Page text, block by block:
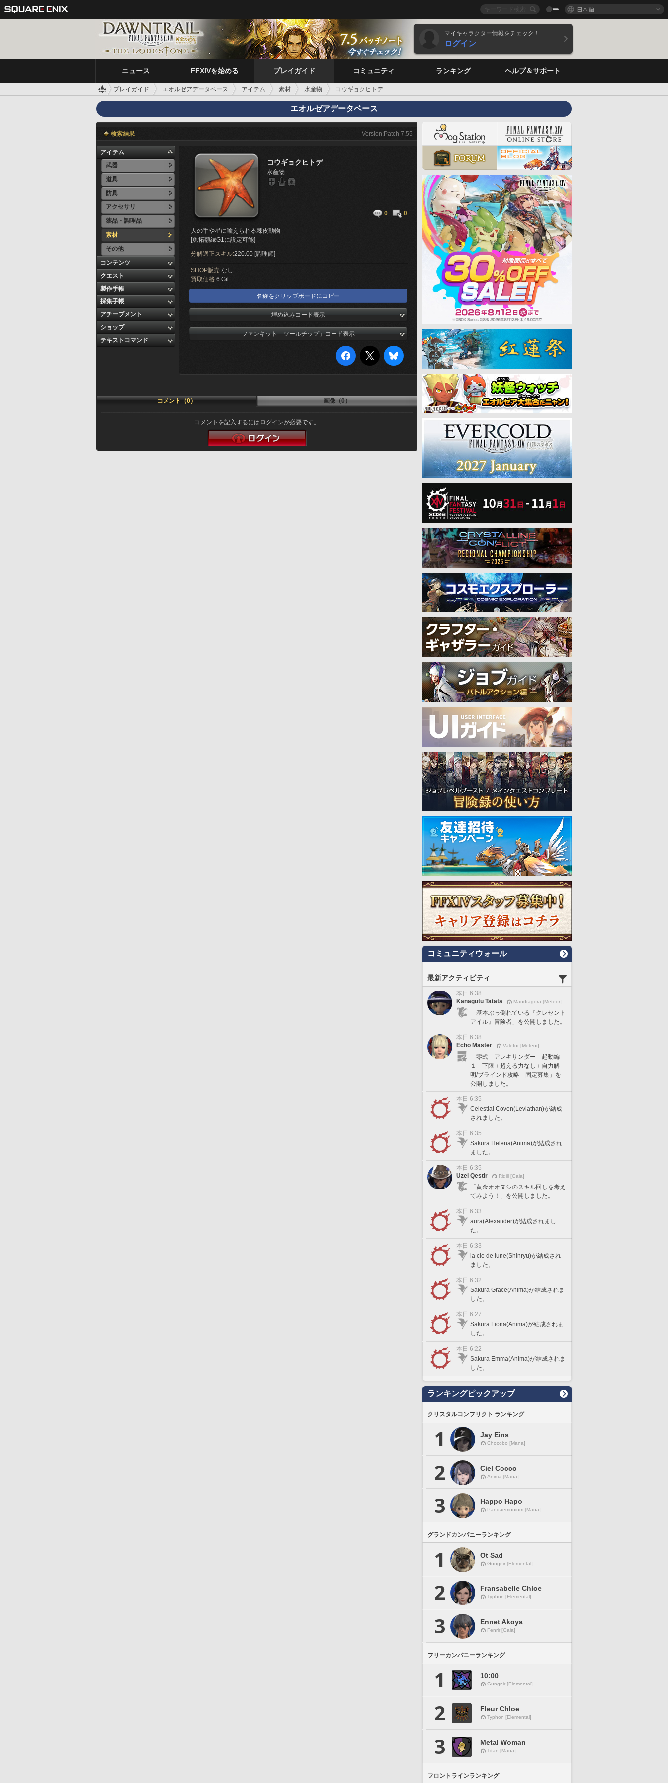
日本語
マイキャラクター情報をチェック！
ログイン
ニュース FFXIVを始める プレイガイド コミュニティ ランキング ヘルプ＆サポート
プレイガイド エオルゼアデータベース アイテム 素材 水産物 コウギョクヒトデ
エオルゼアデータベース
検索結果 Version:Patch 7.55
アイテム
武器
道具
防具
アクセサリ
薬品・調理品
素材
その他
コンテンツ
クエスト
製作手帳
採集手帳
アチーブメント
ショップ
テキストコマンド
コウギョクヒトデ
水産物
0 0
人の手や星に喩えられる棘皮動物
[魚拓額縁G1に設定可能]
分解適正スキル:220.00 [調理師]
SHOP販売:なし
買取価格:6 Gil
名称をクリップボードにコピー
埋め込みコード表示
ファンキット「ツールチップ」コード表示
コメント（0） 画像（0）
コメントを記入するにはログインが必要です。
コミュニティウォール
最新アクティビティ
本日 6:38
Kanagutu Tatata
Mandragora [Meteor]
「基本ぶっ倒れている『クレセント
アイル』冒険者」を公開しました。
本日 6:38
Echo Master
Valefor [Meteor]
「零式 アレキサンダー 起動編
１ 下限＋超える力なし＋自力解
明/ブラインド攻略 固定募集」を
公開しました。
本日 6:35
Celestial Coven(Leviathan)が結成
されました。
本日 6:35
Sakura Helena(Anima)が結成され
ました。
本日 6:35
Uzel Qestir
Ridill [Gaia]
「黄金オオヌシのスキル回しを考え
てみよう！」を公開しました。
本日 6:33
aura(Alexander)が結成されまし
た。
本日 6:33
la cle de lune(Shinryu)が結成され
ました。
本日 6:32
Sakura Grace(Anima)が結成されま
した。
本日 6:27
Sakura Fiona(Anima)が結成されま
した。
本日 6:22
Sakura Emma(Anima)が結成されま
した。
ランキングピックアップ
クリスタルコンフリクト ランキング
1 Jay Eins
Chocobo [Mana]
2 Ciel Cocco
Anima [Mana]
3 Happo Hapo
Pandaemonium [Mana]
グランドカンパニーランキング
1 Ot Sad
Gungnir [Elemental]
2 Fransabelle Chloe
Typhon [Elemental]
3 Ennet Akoya
Fenrir [Gaia]
フリーカンパニーランキング
1 10:00
Gungnir [Elemental]
2 Fleur Chloe
Typhon [Elemental]
3 Metal Woman
Titan [Mana]
フロントラインランキング